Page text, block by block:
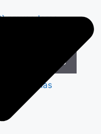
proveedores
Ver preferencias
preferencias